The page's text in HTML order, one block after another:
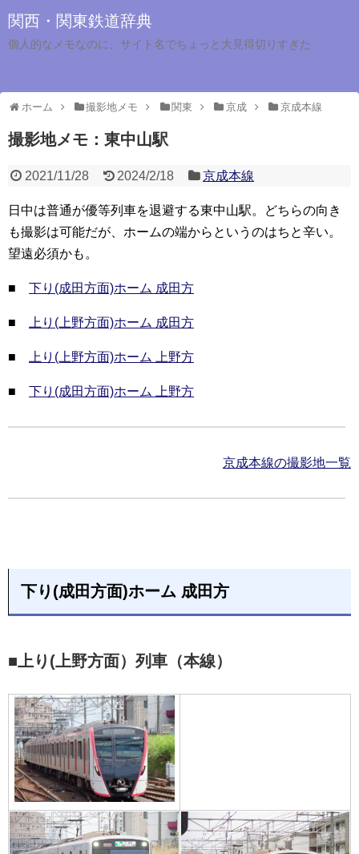
関西・関東鉄道辞典
個人的なメモなのに、サイト名でちょっと大見得切りすぎた
ホーム 撮影地メモ 関東 京成 京成本線
撮影地メモ：東中山駅
2021/11/28 2024/2/18 京成本線
日中は普通が優等列車を退避する東中山駅。どちらの向き
も撮影は可能だが、ホームの端からというのはちと辛い。
望遠必須かも。
■ 下り(成田方面)ホーム 成田方
■ 上り(上野方面)ホーム 成田方
■ 上り(上野方面)ホーム 上野方
■ 下り(成田方面)ホーム 上野方
京成本線の撮影地一覧
下り(成田方面)ホーム 成田方
■上り(上野方面）列車（本線）